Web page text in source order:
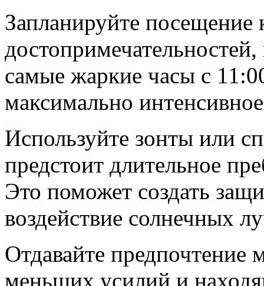
Запланируйте
самые жаркие часы с
максимально
Используйте зонты или
предстоит длительное
Это поможет создать
воздействие солнечных
Отдавайте
меньших усилий и